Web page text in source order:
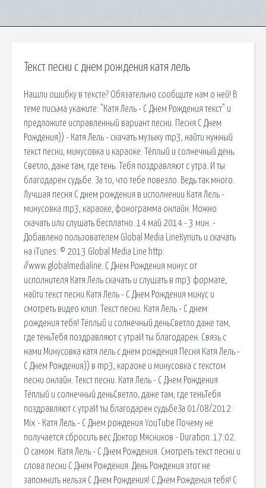
Текст песни с днем рождения катя лель
Нашли ошибку в тексте? Обязательно сообщите нам о ней! В
теме письма укажите: "Катя Лель - С Днем Рождения текст" и
предложите исправленный вариант песни. Песня С Днем
Рождения)) - Катя Лель - скачать музыку mp3, найти нужный
текст песни, минусовка и караоке. Тёплый и солнечный день.
Светло, даже там, где тень. Тебя поздравляют с утра. И ты
благодарен судьбе. За то, что тебе повезло. Ведь так много.
Лучшая песня С днем рождения в исполнении Катя Лель -
минусовка mp3, караоке, фонограмма онлайн. Можно
скачать или слушать бесплатно. 14 май 2014 - 3 мин. -
Добавлено пользователем Global Media LineКупить и скачать
на iTunes: © 2013 Global Media Line http:
//www.globalmedialine. С Днем Рождения минус от
исполнителя Катя Лель скачать и слушать в mp3 формате,
найти текст песни Катя Лель - С Днем Рождения минус и
смотреть видео клип. Текст песни. Катя Лель - С днем
рождения тебя! Тёплый и солнечный деньСветло даже там,
где теньТебя поздравляют с утраИ ты благодарен. Связь с
нами Минусовка катя лель с днем рождения Песня Катя Лель -
С Днем Рождения)) в mp3, караоке и минусовка с текстом
песни онлайн. Текст песни. Катя Лель - С Днем Рождения
Тёплый и солнечный деньСветло, даже там, где теньТебя
поздравляют с утраИ ты благодарен судьбеЗа 01/08/2012 ·
Mix - Катя Лель - С Днем рождения YouTube Почему не
получается сбросить вес Доктор Мясников - Duration: 17:02.
О самом. Катя Лель - С Днем Рождения. Смотреть текст песни и
слова песни С Днем Рождения. День Рождения этот не
запомнить нельзя С Днем Рождения! С Днем Рождения тебя! С